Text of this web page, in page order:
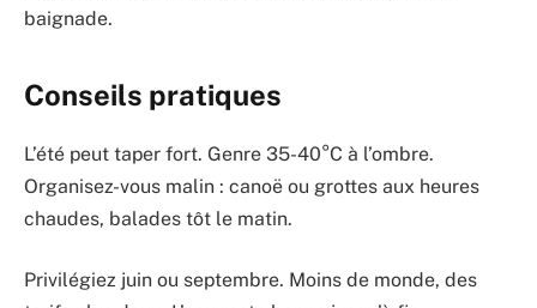
baignade.
Conseils pratiques
L’été peut taper fort. Genre 35-40°C à l’ombre.
Organisez-vous malin : canoë ou grottes aux heures
chaudes, balades tôt le matin.
Privilégiez juin ou septembre. Moins de monde, des